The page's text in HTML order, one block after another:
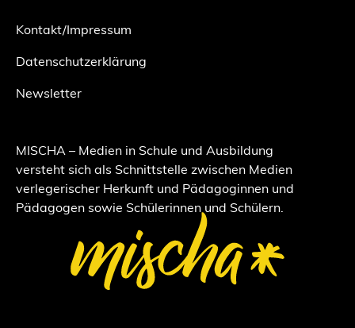
Kontakt/Impressum
Datenschutzerklärung
Newsletter
MISCHA – Medien in Schule und Ausbildung
versteht sich als Schnittstelle zwischen Medien
verlegerischer Herkunft und Pädagoginnen und
Pädagogen sowie Schülerinnen und Schülern.